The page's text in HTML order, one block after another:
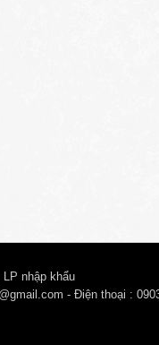
nhập khẩu
- Điện thoại :